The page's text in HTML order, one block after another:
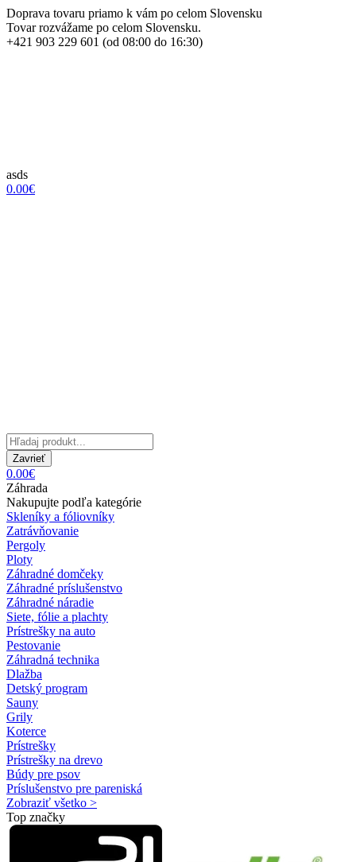
Doprava tovaru priamo k vám po celom Slovensku
Tovar rozvážame po celom Slovensku.
+421 903 229 601 (od 08:00 do 16:30)
asds
0.00€
Zavrieť
0.00€
Záhrada
Nakupujte podľa kategórie
Skleníky a fóliovníky
Zatrávňovanie
Pergoly
Ploty
Záhradné domčeky
Záhradné príslušenstvo
Záhradné náradie
Siete, fólie a plachty
Prístrešky na auto
Pestovanie
Záhradná technika
Dlažba
Detský program
Sauny
Grily
Koterce
Prístrešky
Prístrešky na drevo
Búdy pre psov
Príslušenstvo pre pareniská
Zobraziť všetko >
Top značky